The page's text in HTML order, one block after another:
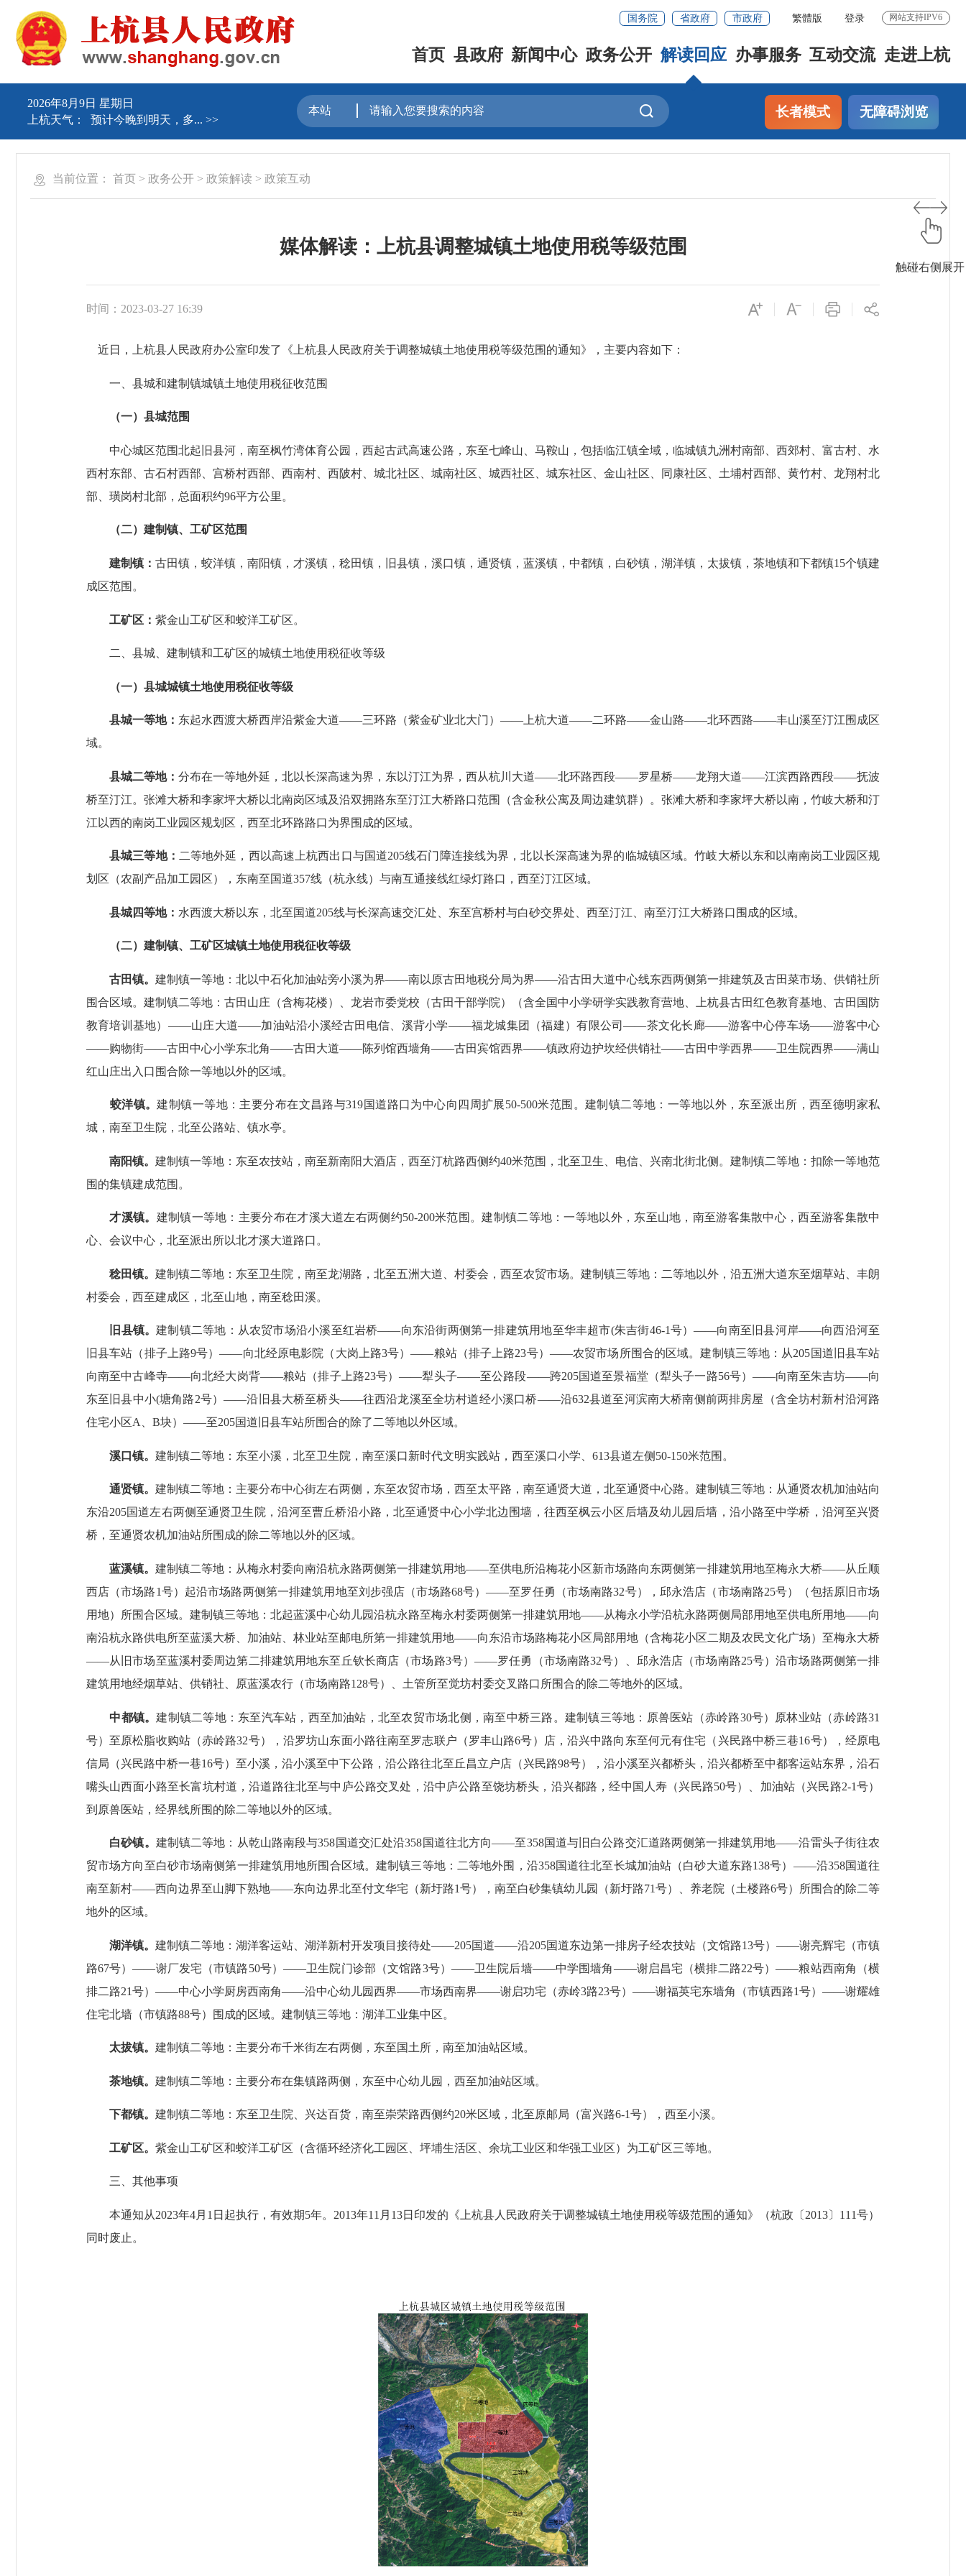
国务院 省政府 市政府 繁體版 登录 网站支持IPV6
首页 县政府 新闻中心 政务公开 解读回应 办事服务 互动交流 走进上杭
2026年8月9日 星期日
上杭天气：
预计今晚到明天，多... >>
长者模式 无障碍浏览
当前位置： 首页 > 政务公开 > 政策解读 > 政策互动
媒体解读：上杭县调整城镇土地使用税等级范围
时间：2023-03-27 16:39
近日，上杭县人民政府办公室印发了《 上杭县人民政府关于调整城镇土地使用税等级范围的通知》，主要内容如下：
一、县城和建制镇城镇土地使用税征收范围
（一）县城范围
中心城区范围北起旧县河，南至枫竹湾体育公园，西起古武高速公路，东至七峰山、马鞍山，包括临江镇全域，临城镇九洲村南部、西郊村、富古村、水
西村东部、古石村西部、宫桥村西部、西南村、西陂村、城北社区、城南社区、城西社区、城东社区、金山社区、同康社区、土埔村西部、黄竹村、龙翔村北
部、璜岗村北部，总面积约96平方公里。
（二）建制镇、工矿区范围
建制镇： 古田镇，蛟洋镇，南阳镇，才溪镇，稔田镇，旧县镇，溪口镇，通贤镇，蓝溪镇，中都镇，白砂镇，湖洋镇，太拔镇，茶地镇和下都镇15个镇建
成区范围。
工矿区： 紫金山工矿区和蛟洋工矿区。
二、县城、建制镇和工矿区的城镇土地使用税征收等级
（一）县城城镇土地使用税征收等级
县城一等地： 东起水西渡大桥西岸沿紫金大道——三环路（紫金矿业北大门）—— 上杭大道——二环路——金山路——北环西路——丰山溪至汀江围成区
域。
县城二等地： 分布在一等地外延，北以长深高速为界，东以汀江为界，西从杭川大道——北环路西段——罗星桥——龙翔大道——江滨西路西段——抚波
桥至汀江。张滩大桥和李家坪大桥以北南岗区域及沿双拥路东至汀江大桥路口范围（含金秋公寓及周边建筑群）。张滩大桥和李家坪大桥以南，竹岐大桥和汀
江以西的南岗工业园区规划区，西至北环路路口为界围成的区域。
县城三等地： 二等地外延，西以高速上杭西出口与国道205线石门障连接线为界，北以长深高速为界的临城镇区域。竹岐大桥以东和以南南岗工业园区规
划区（农副产品加工园区），东南至国道357线（杭永线）与南互通接线红绿灯路口，西至汀江区域。
县城四等地： 水西渡大桥以东，北至国道205线与长深高速交汇处、东至宫桥村与白砂交界处、西至汀江、南至汀江大桥路口围成的区域。
（二）建制镇、工矿区城镇土地使用税征收等级
古田镇。 建制镇一等地：北以中石化加油站旁小溪为界——南以原古田地税分局为界——沿古田大道中心线东西两侧第一排建筑及古田菜市场、供销社所
围合区域。建制镇二等地：古田山庄（含梅花楼）、龙岩市委党校（古田干部学院）（含全国中小学研学实践教育营地、上杭县古田红色教育基地、古田国防
教育培训基地） ——山庄大道——加油站沿小溪经古田电信、溪背小学——福龙城集团（福建）有限公司——茶文化长廊——游客中心停车场——游客中心
——购物街——古田中心小学东北角——古田大道——陈列馆西墙角——古田宾馆西界——镇政府边护坎经供销社——古田中学西界——卫生院西界——满山
红山庄出入口围合除一等地以外的区域。
蛟洋镇。建制镇一等地：主要分布在文昌路与319国道路口为中心向四周扩展50-500米范围。建制镇二等地：一等地以外， 东至派出所，西至德明家私
城，南至卫生院， 北至公路站、镇水亭。
南阳镇。 建制镇一等地：东至农技站，南至新南阳大酒店，西至汀杭路西侧约40米范围，北至卫生、电信、兴南北街北侧。建制镇二等地：扣除一等地范
围的集镇建成范围。
才溪镇。 建制镇一等地：主要分布在才溪大道左右两侧约50-200米范围。建制镇二等地：一等地以外，东至山地，南至游客集散中心，西至游客集散中
心、会议中心，北至派出所以北才溪大道路口。
稔田镇。 建制镇二等地：东至卫生院，南至龙湖路，北至五洲大道、村委会，西至农贸市场。建制镇三等地：二等地以外，沿五洲大道东至烟草站、丰朗
村委会，西至建成区，北至山地，南至稔田溪。
旧县镇。建制镇二等地：从农贸市场沿小溪至红岩桥——向东沿街两侧第一排建筑用地至华丰超市(朱吉街46-1号）——向南至旧县河岸——向西沿河至
旧县车站（排子上路9号）——向北经原电影院（大岗上路3号）——粮站（排子上路23号） ——农贸市场所围合的区域。建制镇三等地：从205国道旧县车站
向南至中古峰寺——向北经大岗背——粮站（排子上路23号）——犁头子——至公路段——跨205国道至景福堂（犁头子一路56号）——向南至朱吉坊——向
东至旧县中小(塘角路2号）——沿旧县大桥至桥头——往西沿龙溪至全坊村道经小溪口桥——沿632县道至河滨南大桥南侧前两排房屋（含全坊村新村沿河路
住宅小区A、 B块） ——至205国道旧县车站所围合的除了二等地以外区域。
溪口镇。 建制镇二等地：东至小溪，北至卫生院，南至溪口新时代文明实践站，西至溪口小学、 613县道左侧 50-150米范围。
通贤镇。 建制镇二等地：主要分布中心街左右两侧，东至农贸市场，西至太平路，南至通贤大道，北至通贤中心路。建制镇三等地：从通贤农机加油站向
东沿205国道左右两侧至通贤卫生院，沿河至曹丘桥沿小路，北至通贤中心小学北边围墙，往西至枫云小区后墙及幼儿园后墙，沿小路至中学桥，沿河至兴贤
桥，至通贤农机加油站所围成的除二等地以外的区域。
蓝溪镇。 建制镇二等地：从梅永村委向南沿杭永路两侧第一排建筑用地——至供电所沿梅花小区新市场路向东两侧第一排建筑用地至梅永大桥——从丘顺
西店（市场路1号）起沿市场路两侧第一排建筑用地至刘步强店（市场路68号）——至罗任勇（市场南路32号），邱永浩店（市场南路25号）（包括原旧市场
用地）所围合区域。建制镇三等地：北起蓝溪中心幼儿园沿杭永路至梅永村委两侧第一排建筑用地——从梅永小学沿杭永路两侧局部用地至供电所用地——向
南沿杭永路供电所至蓝溪大桥、加油站、林业站至邮电所第一排建筑用地——向东沿市场路梅花小区局部用地（含梅花小区二期及农民文化广场）至梅永大桥
——从旧市场至蓝溪村委周边第二排建筑用地东至丘钦长商店（市场路3号） ——罗任勇（市场南路32号）、邱永浩店（市场南路25号）沿市场路两侧第一排
建筑用地经烟草站、供销社、原蓝溪农行（市场南路128号）、土管所至觉坊村委交叉路口所围合的除二等地外的区域。
中都镇。建制镇二等地：东至汽车站，西至加油站，北至农贸市场北侧，南至中桥三路。建制镇三等地：原兽医站（赤岭路30号）原林业站（赤岭路31
号）至原松脂收购站（赤岭路32号），沿罗坊山东面小路往南至罗志联户（罗丰山路6号）店，沿兴中路向东至何元有住宅（兴民路中桥三巷16号），经原电
信局（兴民路中桥一巷16号）至小溪，沿小溪至中下公路，沿公路往北至丘昌立户店（兴民路98号），沿小溪至兴都桥头，沿兴都桥至中都客运站东界，沿石
嘴头山西面小路至长富坑村道，沿道路往北至与中庐公路交叉处，沿中庐公路至饶坊桥头，沿兴都路，经中国人寿（兴民路50号）、加油站（兴民路2-1号）
到原兽医站，经界线所围的除二等地以外的区域。
白砂镇。 建制镇二等地：从乾山路南段与358国道交汇处沿358国道往北方向——至358国道与旧白公路交汇道路两侧第一排建筑用地——沿雷头子街往农
贸市场方向至白砂市场南侧第一排建筑用地所围合区域。建制镇三等地：二等地外围，沿358国道往北至长城加油站（白砂大道东路138号） ——沿358国道往
南至新村——西向边界至山脚下熟地——东向边界北至付文华宅（新圩路1号），南至白砂集镇幼儿园（新圩路71号）、养老院（土楼路6号）所围合的除二等
地外的区域。
湖洋镇。 建制镇二等地：湖洋客运站、湖洋新村开发项目接待处——205国道——沿205国道东边第一排房子经农技站（文馆路13号）——谢亮辉宅（市镇
路67号）——谢厂发宅（市镇路50号）——卫生院门诊部（文馆路3号） ——卫生院后墙——中学围墙角——谢启昌宅（横排二路22号）——粮站西南角（横
排二路21号） ——中心小学厨房西南角——沿中心幼儿园西界——市场西南界——谢启功宅（赤岭3路23号）——谢福英宅东墙角（市镇西路1号）——谢耀雄
住宅北墙（市镇路88号）围成的区域。建制镇三等地：湖洋工业集中区。
太拔镇。 建制镇二等地：主要分布千米街左右两侧，东至国土所，南至加油站区域。
茶地镇。 建制镇二等地：主要分布在集镇路两侧，东至中心幼儿园，西至加油站区域。
下都镇。 建制镇二等地：东至卫生院、兴达百货，南至崇荣路西侧约20米区域，北至原邮局（富兴路6-1号），西至小溪。
工矿区。 紫金山工矿区和蛟洋工矿区（含循环经济化工园区、坪埔生活区、余坑工业区和华强工业区）为工矿区三等地。
三、其他事项
本通知从2023年4月 1 日起执行，有效期5年。 2013年11 月 13日印发的《上杭县人民政府关于调整城镇土地使用税等级范围的通知》（杭政〔 2013〕 111号）
同时废止。
触碰右侧展开